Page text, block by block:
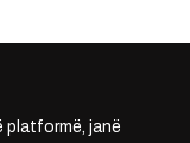
platformë, janë